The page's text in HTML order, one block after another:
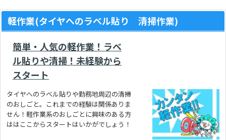
軽作業(タイヤへのラベル貼り 清掃作業)
簡単・人気の軽作業！ラベ
ル貼りや清掃！未経験から
スタート
タイヤへのラベル貼りや勤務地周辺の清掃
のおしごと。これまでの経験は関係ありま
せん！軽作業系のおしごとに興味のある方
ははここからスタートはいかがでしょう！